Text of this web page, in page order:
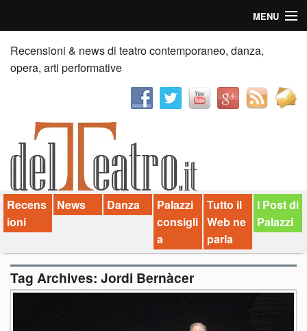
MENU
Home
Recensioni
News
Palazzi consiglia
Video
Chi siamo
Contatti
Recensioni & news di teatro contemporaneo, danza,
opera, arti performative
Recens
ioni
News Danza
Palazzi
consigli
a
Tutto il
Web ne
parla
I Post di
Palazzi
Tag Archives: Jordi Bernàcer